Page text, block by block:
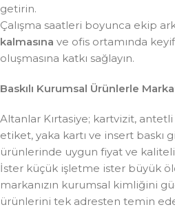
getirin.
Çalışma saatleri boyunca ekip
kalmasına ve ofis ortamında
oluşmasına katkı sağlayın.
Baskılı Kurumsal Ürünlerle
Altanlar Kırtasiye; kartvizit,
etiket, yaka kartı ve insert baskı
ürünlerinde uygun fiyat ve
İster küçük işletme ister büyük
markanızın kurumsal kimliğini
ürünlerini tek adresten temin